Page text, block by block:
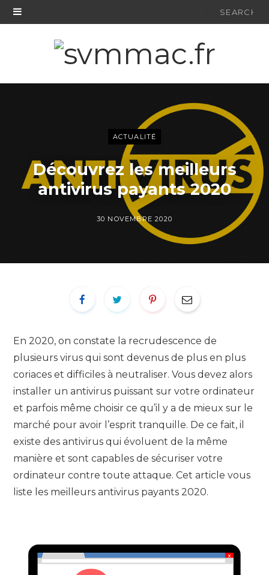
Search
ACTUALITÉ
Découvrez les meilleurs
antivirus payants 2020
30 NOVEMBRE 2020
En 2020, on constate la recrudescence de
plusieurs virus qui sont devenus de plus en plus
coriaces et difficiles à neutraliser. Vous devez alors
installer un antivirus puissant sur votre ordinateur
et parfois même choisir ce qu’il y a de mieux sur le
marché pour avoir l’esprit tranquille. De ce fait, il
existe des antivirus qui évoluent de la même
manière et sont capables de sécuriser votre
ordinateur contre toute attaque. Cet article vous
liste les meilleurs antivirus payants 2020.